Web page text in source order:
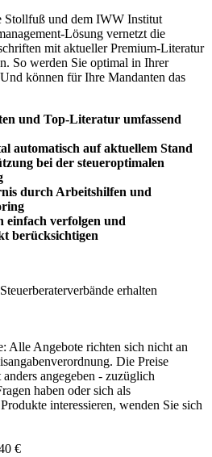
Stollfuß und dem IWW Institut
Lösung vernetzt die
mit aktueller Premium-Literatur
So werden Sie optimal in Ihrer
können für Ihre Mandanten das
und Top-Literatur umfassend
automatisch auf aktuellem Stand
bei der steueroptimalen
durch Arbeitshilfen und
einfach verfolgen und
berücksichtigen
erhalten
Alle Angebote richten sich nicht an
Die Preise
angegeben - zuzüglich
haben oder sich als
interessieren, wenden Sie sich
€